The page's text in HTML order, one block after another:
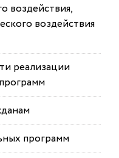
воздействия,
воздействия
реализации
программ